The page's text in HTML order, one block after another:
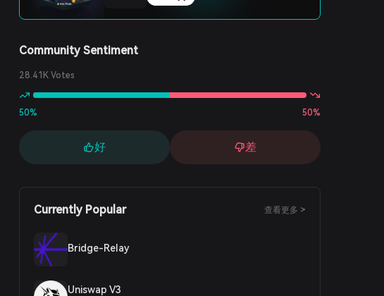
Community Sentiment
28.41K Votes
50% 50%
好 差
Currently Popular 查看更多 >
Bridge-Relay
Uniswap V3